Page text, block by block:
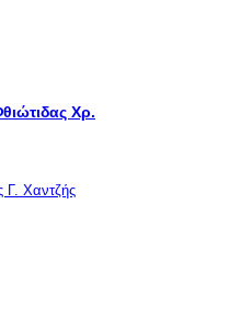
Χρ.
Γ. Χαντζής